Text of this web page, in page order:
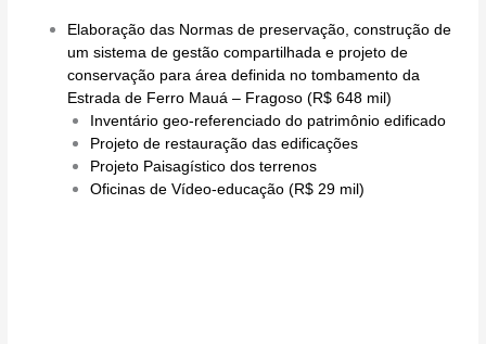
Elaboração das Normas de preservação, construção de
um sistema de gestão compartilhada e projeto de
conservação para área definida no tombamento da
Estrada de Ferro Mauá – Fragoso (R$ 648 mil)
Inventário geo-referenciado do patrimônio edificado
Projeto de restauração das edificações
Projeto Paisagístico dos terrenos
Oficinas de Vídeo-educação (R$ 29 mil)